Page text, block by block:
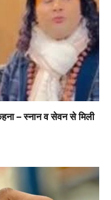
– स्नान व सेवन से मिली